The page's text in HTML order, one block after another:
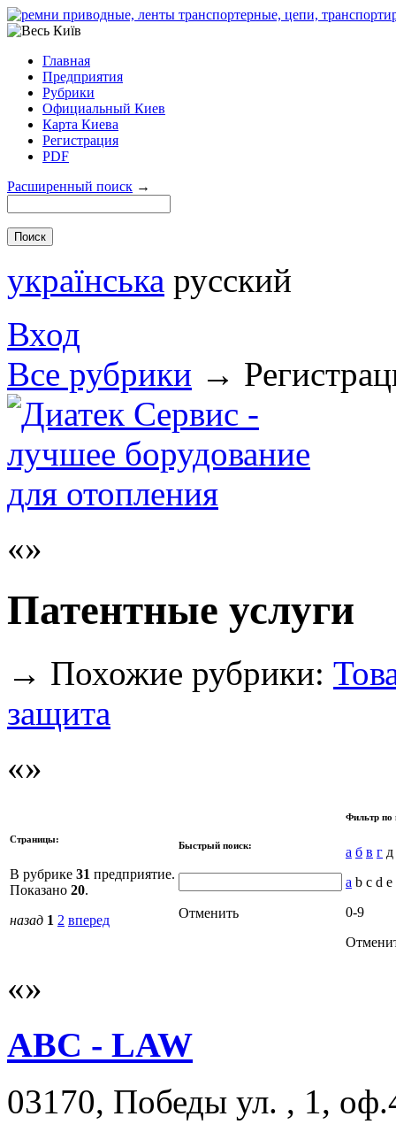
Главная
Предприятия
Рубрики
Официальный Киев
Карта Киева
Регистрация
PDF
Расширенный поиск →
українська русский
Вход
Все рубрики →
Патентные услуги
→ Похожие рубрики:
защита
Страницы:
В рубрике 31 предприятие.
Показано 20.
назад 1 2 вперед
Быстрый поиск:
Отменить
Фильтр по
а б в г д
a b c d
0-9
ABC - LAW
03170, Победы ул. , 1,